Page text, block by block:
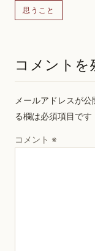
思うこと
コメントを
メールアドレスが公
る欄は必須項目です
コメント ※